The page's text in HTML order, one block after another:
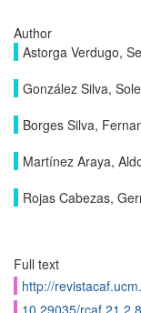
Author
Astorga Verdugo,
González Silva,
Borges Silva,
Martínez Araya,
Rojas Cabezas,
Full text
http://
10.29035/rcaf.21.2.8